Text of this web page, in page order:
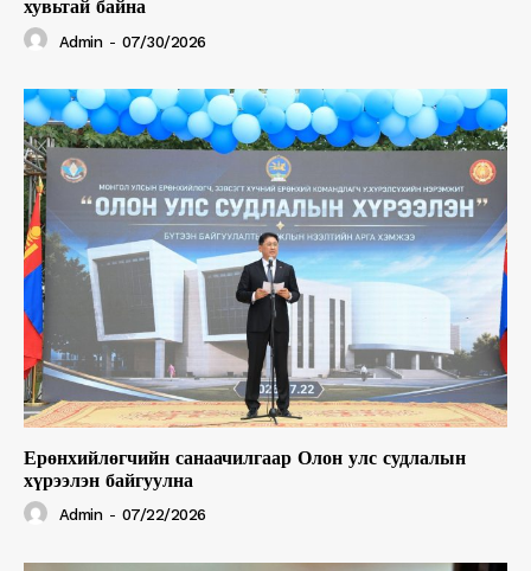
хувьтай байна
Admin - 07/30/2026
Ерөнхийлөгчийн санаачилгаар Олон улс судлалын
хүрээлэн байгуулна
Admin - 07/22/2026